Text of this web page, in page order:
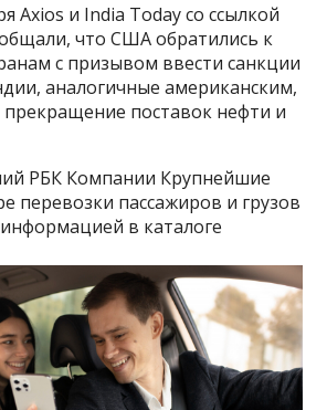
Axios и India Today со ссылкой
что США обратились к
с призывом ввести санкции
аналогичные американским,
поставок нефти и
РБК Компании Крупнейшие
перевозки пассажиров и грузов
в каталоге